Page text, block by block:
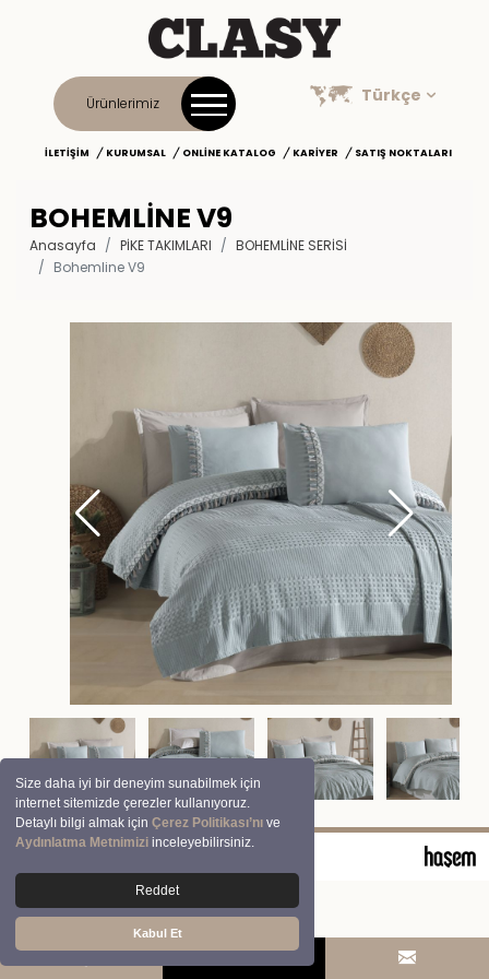
Size daha iyi bir deneyim sunabilmek için
internet sitemizde çerezler kullanıyoruz.
Detaylı bilgi almak içinÇerez Politikası’nı ve
Aydınlatma Metnimizi inceleyebilirsiniz.
Reddet
Kabul Et
Ürünlerimiz Türkçe
İLETIŞIM KURUMSAL ONLINE KATALOG KARIYER SATIŞ NOKTALARI
BOHEMLINE V9
Anasayfa PİKE TAKIMLARI
BOHEMLINE SERISI
Bohemline V9